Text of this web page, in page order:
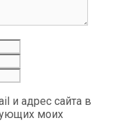
и адрес сайта в
моих